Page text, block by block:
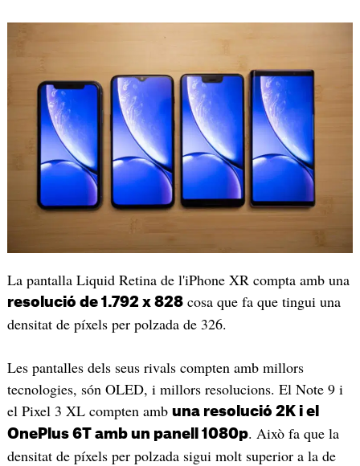
La pantalla Liquid Retina de l'iPhone XR compta amb una
resolució de 1.792 x 828cosa que fa que tingui una
densitat de píxels per polzada de 326.
Les pantalles dels seus rivals compten amb millors
tecnologies, són OLED, i millors resolucions. El Note 9 i
el Pixel 3 XL compten amb una resolució 2K i el
OnePlus 6T amb un panell 1080p. Això fa que la
densitat de píxels per polzada sigui molt superior a la de